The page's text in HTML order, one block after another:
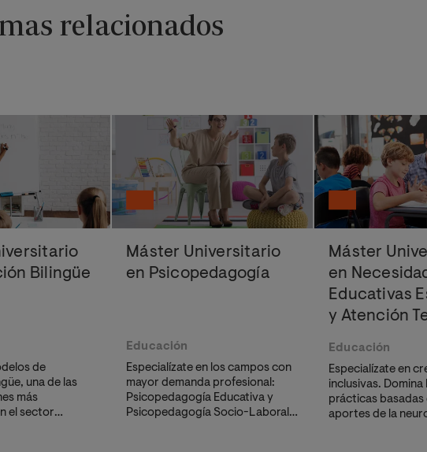
relacionados
Bilingüe
de
una de las
más
el sector
Máster Universitario
en Psicopedagogía
Educación
Especialízate en los campos con
mayor demanda profesional:
Psicopedagogía Educativa y
Psicopedagogía Socio-Laboral.
Máster
en
Educativas
y Atención
Educación
Especialízate en
inclusivas.
prácticas basadas
aportes de la